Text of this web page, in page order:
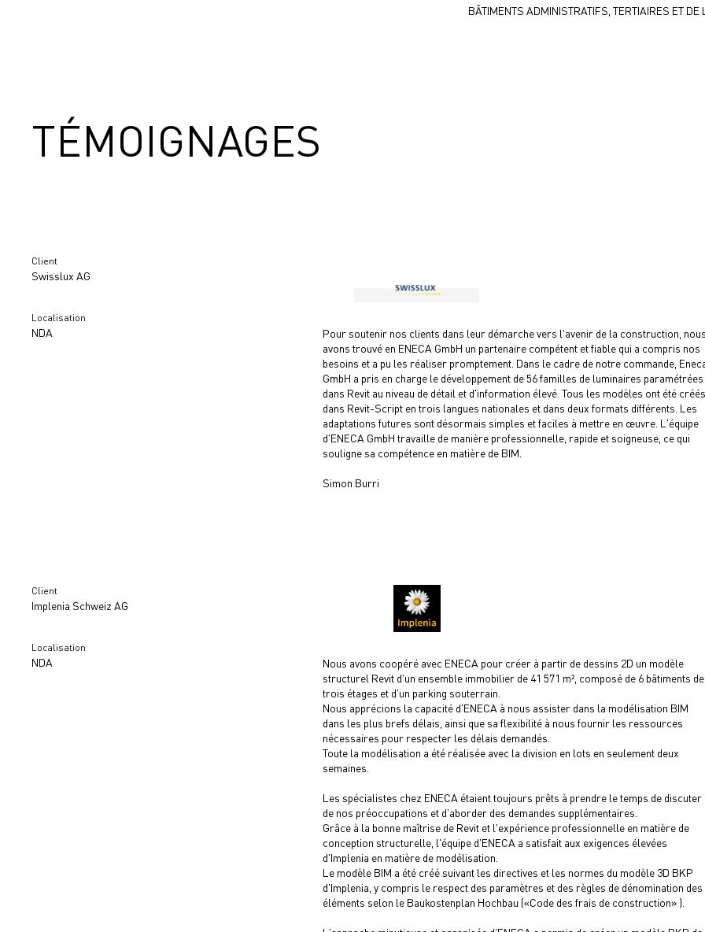
BÂTIMENTS ADMINISTRATIFS, TERTIAIRES ET DE
TÉMOIGNAGES
Client
Swisslux AG
Localisation
NDA
Pour soutenir nos clients dans leur démarche vers l'avenir de la construction, nous
avons trouvé en ENECA GmbH un partenaire compétent et fiable qui a compris nos
besoins et a pu les réaliser promptement. Dans le cadre de notre commande,
GmbH a pris en charge le développement de 56 familles de luminaires paramétrées
dans Revit au niveau de détail et d'information élevé. Tous les modèles ont été créés
dans Revit-Script en trois langues nationales et dans deux formats différents. Les
adaptations futures sont désormais simples et faciles à mettre en œuvre. L'équipe
d'ENECA GmbH travaille de manière professionnelle, rapide et soigneuse, ce qui
souligne sa compétence en matière de BIM.
Simon Burri
Client
Implenia Schweiz AG
Localisation
NDA
Nous avons coopéré avec ENECA pour créer à partir de dessins 2D un modèle
structurel Revit d'un ensemble immobilier de 41 571 m², composé de 6 bâtiments de
trois étages et d'un parking souterrain.
Nous apprécions la capacité d'ENECA à nous assister dans la modélisation BIM
dans les plus brefs délais, ainsi que sa flexibilité à nous fournir les ressources
nécessaires pour respecter les délais demandés.
Toute la modélisation a été réalisée avec la division en lots en seulement deux
semaines.
Les spécialistes chez ENECA étaient toujours prêts à prendre le temps de discuter
de nos préoccupations et d’aborder des demandes supplémentaires.
Grâce à la bonne maîtrise de Revit et l'expérience professionnelle en matière de
conception structurelle, l'équipe d'ENECA a satisfait aux exigences élevées
d'Implenia en matière de modélisation.
Le modèle BIM a été créé suivant les directives et les normes du modèle 3D BKP
d'Implenia, y compris le respect des paramètres et des règles de dénomination des
éléments selon le Baukostenplan Hochbau («Code des frais de construction» ).